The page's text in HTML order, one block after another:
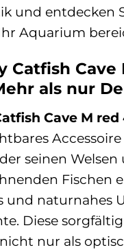
und entdecken
Aquarium
Catfish Cave
als nur
Cave M red
seinen Welsen
Fischen
und naturnahes
Diese
nur als